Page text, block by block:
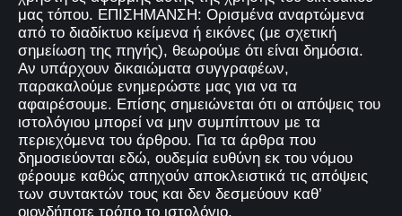
μας τόπου. ΕΠΙΣΗΜΑΝΣΗ: Ορισμένα αναρτώμενα
από το διαδίκτυο κείμενα ή εικόνες (με σχετική
σημείωση της πηγής), θεωρούμε ότι είναι δημόσια.
Αν υπάρχουν δικαιώματα συγγραφέων,
παρακαλούμε ενημερώστε μας για να τα
αφαιρέσουμε. Επίσης σημειώνεται ότι οι απόψεις του
ιστολόγιου μπορεί να μην συμπίπτουν με τα
περιεχόμενα του άρθρου. Για τα άρθρα που
δημοσιεύονται εδώ, ουδεμία ευθύνη εκ του νόμου
φέρουμε καθώς απηχούν αποκλειστικά τις απόψεις
των συντακτών τους και δεν δεσμεύουν καθ’
οιονδήποτε τρόπο το ιστολόγιο.